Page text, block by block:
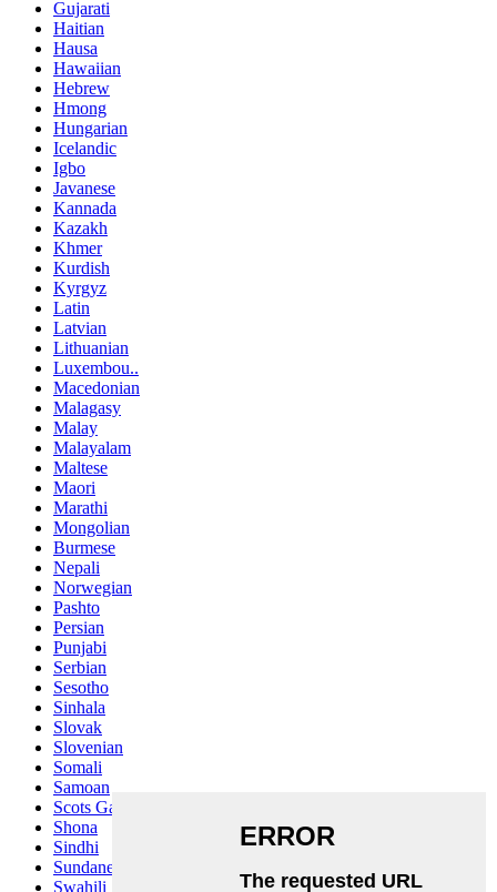
Gujarati
Haitian
Hausa
Hawaiian
Hebrew
Hmong
Hungarian
Icelandic
Igbo
Javanese
Kannada
Kazakh
Khmer
Kurdish
Kyrgyz
Latin
Latvian
Lithuanian
Luxembou..
Macedonian
Malagasy
Malay
Malayalam
Maltese
Maori
Marathi
Mongolian
Burmese
Nepali
Norwegian
Pashto
Persian
Punjabi
Serbian
Sesotho
Sinhala
Slovak
Slovenian
Somali
Samoan
Scots Gaelic
Shona
Sindhi
Sundanese
Swahili